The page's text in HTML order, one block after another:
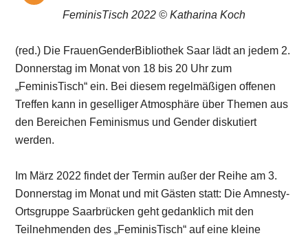
FeminisTisch 2022 © Katharina Koch
(red.) Die FrauenGenderBibliothek Saar lädt an jedem 2.
Donnerstag im Monat von 18 bis 20 Uhr zum
„FeminisTisch“ ein. Bei diesem regelmäßigen offenen
Treffen kann in geselliger Atmosphäre über Themen aus
den Bereichen Feminismus und Gender diskutiert
werden.
Im März 2022 findet der Termin außer der Reihe am 3.
Donnerstag im Monat und mit Gästen statt: Die Amnesty-
Ortsgruppe Saarbrücken geht gedanklich mit den
Teilnehmenden des „FeminisTisch“ auf eine kleine